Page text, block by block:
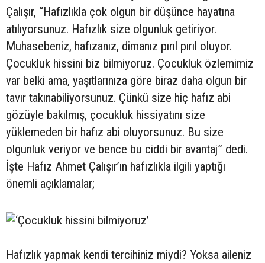
Çalışır, “Hafızlıkla çok olgun bir düşünce hayatına
atılıyorsunuz. Hafızlık size olgunluk getiriyor.
Muhasebeniz, hafızanız, dimanız pırıl pırıl oluyor.
Çocukluk hissini biz bilmiyoruz. Çocukluk özlemimiz
var belki ama, yaşıtlarınıza göre biraz daha olgun bir
tavır takınabiliyorsunuz. Çünkü size hiç hafız abi
gözüyle bakılmış, çocukluk hissiyatını size
yüklemeden bir hafız abi oluyorsunuz. Bu size
olgunluk veriyor ve bence bu ciddi bir avantaj” dedi.
İşte Hafız Ahmet Çalışır’ın hafızlıkla ilgili yaptığı
önemli açıklamalar;
Hafızlık yapmak kendi tercihiniz miydi? Yoksa aileniz